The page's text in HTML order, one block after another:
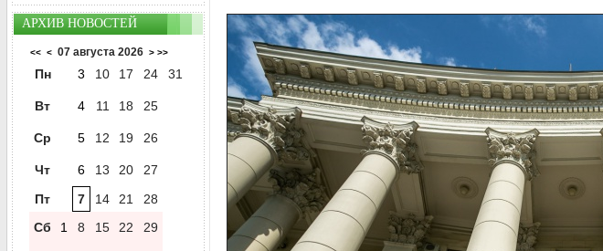
АРХИВ НОВОСТЕЙ
<< < 07 августа 2026 > >>
Пн 3 10 17 24 31
Вт 4 11 18 25
Ср 5 12 19 26
Чт 6 13 20
27
Пт
7 14 21
28
Сб
1 8 15 22 29